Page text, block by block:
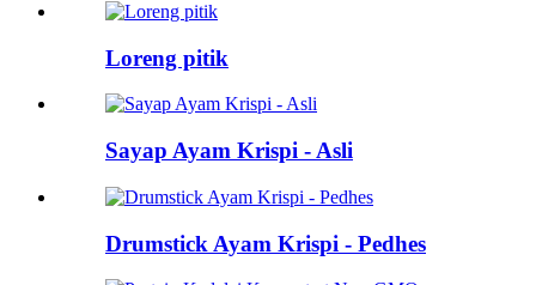
Loreng pitik
Sayap Ayam Krispi - Asli
Drumstick Ayam Krispi - Pedhes